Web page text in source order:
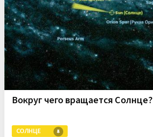
Вокруг чего вращается Солнце?
СОЛНЦЕ